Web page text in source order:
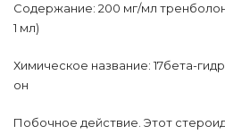
Содержание: 200 мг/мл
1 мл)
Химическое название: 17бета-
он
Побочное действие. Этот